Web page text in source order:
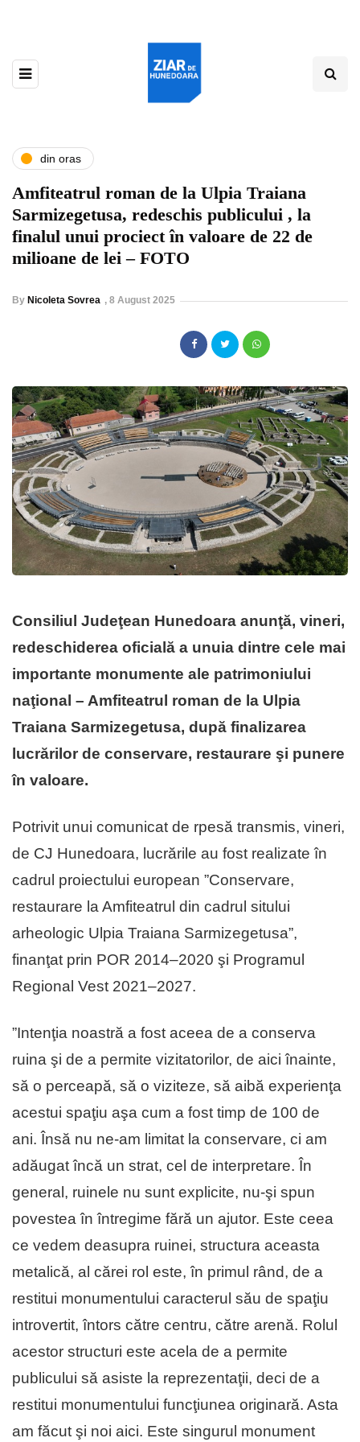
din oras
Amfiteatrul roman de la Ulpia Traiana
Sarmizegetusa, redeschis publicului , la
finalul unui prociect în valoare de 22 de
milioane de lei – FOTO
By Nicoleta Sovrea , 8 August 2025
Consiliul Judeţean Hunedoara anunţă, vineri,
redeschiderea oficială a unuia dintre cele mai
importante monumente ale patrimoniului
naţional – Amfiteatrul roman de la Ulpia
Traiana Sarmizegetusa, după finalizarea
lucrărilor de conservare, restaurare şi punere
în valoare.
Potrivit unui comunicat de rpesă transmis, vineri,
de CJ Hunedoara, lucrările au fost realizate în
cadrul proiectului european ”Conservare,
restaurare la Amfiteatrul din cadrul sitului
arheologic Ulpia Traiana Sarmizegetusa”,
finanţat prin POR 2014–2020 şi Programul
Regional Vest 2021–2027.
”Intenţia noastră a fost aceea de a conserva
ruina şi de a permite vizitatorilor, de aici înainte,
să o perceapă, să o viziteze, să aibă experienţa
acestui spaţiu aşa cum a fost timp de 100 de
ani. Însă nu ne-am limitat la conservare, ci am
adăugat încă un strat, cel de interpretare. În
general, ruinele nu sunt explicite, nu-şi spun
povestea în întregime fără un ajutor. Este ceea
ce vedem deasupra ruinei, structura aceasta
metalică, al cărei rol este, în primul rând, de a
restitui monumentului caracterul său de spaţiu
introvertit, întors către centru, către arenă. Rolul
acestor structuri este acela de a permite
publicului să asiste la reprezentaţii, deci de a
restitui monumentului funcţiunea originară. Asta
am făcut şi noi aici. Este singurul monument